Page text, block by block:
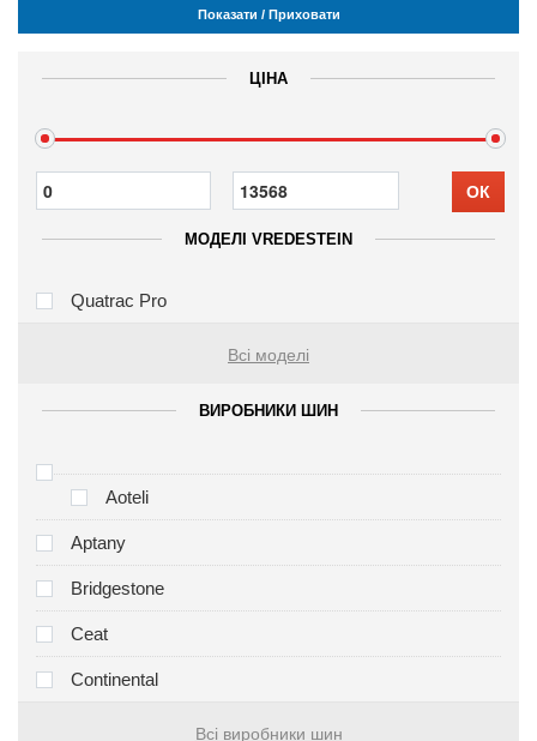
Показати / Приховати
ЦІНА
ОК
МОДЕЛІ VREDESTEIN
Quatrac Pro
Всі моделі
ВИРОБНИКИ ШИН
Aoteli
Aptany
Bridgestone
Ceat
Continental
Всі виробники шин